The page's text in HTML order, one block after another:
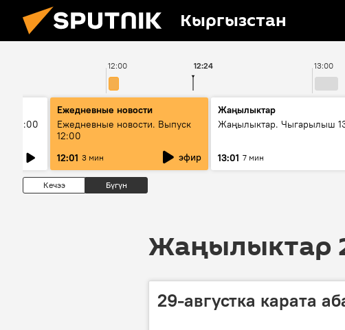
Кыргызстан
12:00 13:00
12:24
11:00
Ежедневные новости
Ежедневные новости. Выпуск
12:00
12:01 3 мин эфир
Жаңылыктар
Жаңылыктар. Чыгарылыш
13:01 7 мин
Кечээ Бүгүн
Жаңылыктар
29-августка карата